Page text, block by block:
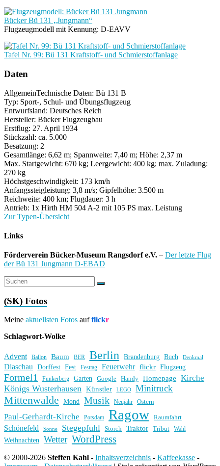
Bücker Bü 131 „Jungmann“
Flugzeugmodell mit Kennung: D-EAVV
Tafel Nr. 99: Bü 131 Kraftstoff- und Schmierstoffanlage
Daten
AllgemeinTechnische Daten: Bü 131 B
Typ: Sport-, Schul- und Übungsflugzeug
Entwurfsland: Deutsches Reich
Hersteller: Bücker Flugzeugbau
Erstflug: 27. April 1934
Stückzahl: ca. 5.000
Besatzung: 2
Gesamtlänge: 6,62 m; Spannweite: 7,40 m; Höhe: 2,37 m
Max. Startgewicht: 670 kg; Leergewicht: 400 kg; max. Zuladung:
270 kg
Höchstgeschwindigkeit: 173 km/h
Anfangssteigleistung: 3,8 m/s; Gipfelhöhe: 3.500 m
Reichweite: 400 km; Flugdauer: 3 h
Antrieb: 1x Hirth HM 504 A-2 mit 105 PS max. Leistung
Zur Typen-Übersicht
Links
Förderverein Bücker-Museum Rangsdorf e.V. – Der letzte Flug
der Bü 131 Jungmann D-EBAD
(SK) Fotos
Meine aktuellsten Fotos aufflickr
Schlagwort-Wolke
Advent Ballon Baum BER Berlin Brandenburg Buch Denkmal
Diaschau Dorffest Fest Festtag Feuerwehr flickr Flugzeug
Formel1 Funkerberg Garten Google Handy Homepage Kirche
Königs Wusterhausen Künstler LEGO Minitruck
Mittenwalde Mond Musik Neujahr Ostern
Paul-Gerhardt-Kirche Potsdam Ragow Raumfahrt
Schönefeld Sonne Stegepfuhl Storch Traktor Tribut Wahl
Weihnachten Wetter WordPress
© 2000-2026 Steffen Kahl - Inhaltsverzeichnis - Kaffeekasse -